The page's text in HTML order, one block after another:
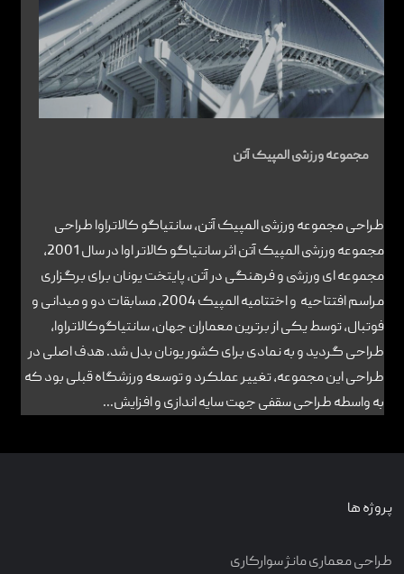
مجموعه ورزشی المپیک آتن
طراحی مجموعه ورزشی المپیک آتن، سانتیاگو کالاتراوا طراحی
مجموعه ورزشی المپیک آتن اثر سانتیاگو کالاتر اوا در سال 2001،
مجموعه ای ورزشی و فرهنگی در آتن، پایتخت یونان برای برگزاری
مراسم افتتاحیه و اختتامیه المپیک 2004، مسابقات دو و میدانی و
فوتبال، توسط یکی از برترین معماران جهان، سانتیاگوکالاتراوا،
طراحی گردید و به نمادی برای کشور یونان بدل شد. هدف اصلی در
طراحی این مجموعه، تغییر عملکرد و توسعه ورزشگاه قبلی بود که
به واسطه طراحی سقفی جهت سایه اندازی و افزایش...
پروژه ها
طراحی معماری مانژ سوارکاری